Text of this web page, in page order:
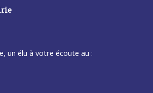
un élu à votre écoute au :